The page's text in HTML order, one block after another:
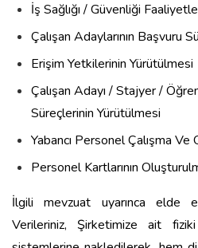
İş Sağlığı / Güvenliği
Çalışan Adaylarının Başvuru
Erişim Yetkilerinin Yürütülmesi
Çalışan Adayı / Stajyer /
Süreçlerinin Yürütülmesi
Yabancı Personel Çalışma
Personel Kartlarının
İlgili mevzuat uyarınca elde
Verileriniz, Şirketimize ait